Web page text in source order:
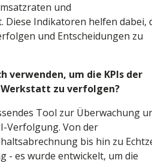
und
Indikatoren helfen dabei,
und Entscheidungen zu
verwenden, um die KPIs der
zu verfolgen?
Tool zur Überwachung
Verfolgung. Von der
bis hin zu
- es wurde entwickelt, um die